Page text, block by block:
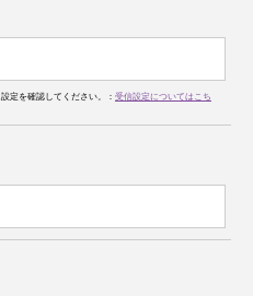
定を確認してください。： 受信設定についてはこち